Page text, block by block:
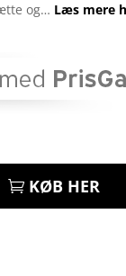
og… Læs mere
KØB HER